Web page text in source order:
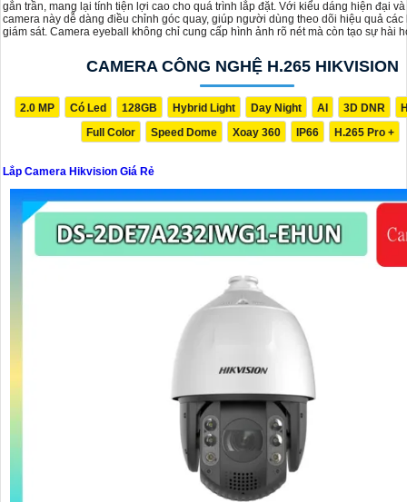
gắn trần, mang lại tính tiện lợi cao cho quá trình lắp đặt. Với kiểu dáng hiện đại
camera này dễ dàng điều chỉnh góc quay, giúp người dùng theo dõi hiệu quả các
giám sát. Camera eyeball không chỉ cung cấp hình ảnh rõ nét mà còn tạo sự hài
CAMERA CÔNG NGHỆ H.265 HIKVISION
2.0 MP Có Led 128GB Hybrid Light Day Night AI 3D DNR
Full Color
Speed Dome Xoay 360 IP66 H.265 Pro +
Lắp Camera Hikvision Giá Rẻ